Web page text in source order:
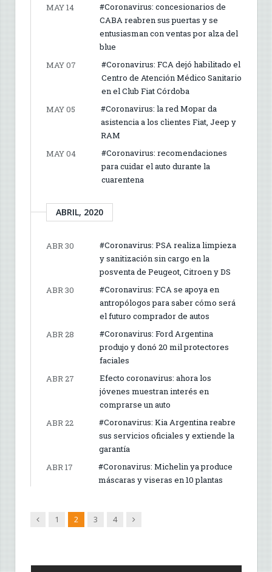
MAY 14
#Coronavirus: concesionarios de
CABA reabren sus puertas y se
entusiasman con ventas por alza del
blue
MAY 07
#Coronavirus: FCA dejó habilitado el
Centro de Atención Médico Sanitario
en el Club Fiat Córdoba
MAY 05
#Coronavirus: la red Mopar da
asistencia a los clientes Fiat, Jeep y
RAM
MAY 04
#Coronavirus: recomendaciones
para cuidar el auto durante la
cuarentena
ABRIL, 2020
ABR 30
#Coronavirus: PSA realiza limpieza
y sanitización sin cargo en la
posventa de Peugeot, Citroen y DS
ABR 30
#Coronavirus: FCA se apoya en
antropólogos para saber cómo será
el futuro comprador de autos
ABR 28
#Coronavirus: Ford Argentina
produjo y donó 20 mil protectores
faciales
ABR 27
Efecto coronavirus: ahora los
jóvenes muestran interés en
comprarse un auto
ABR 22
#Coronavirus: Kia Argentina reabre
sus servicios oficiales y extiende la
garantía
ABR 17
#Coronavirus: Michelin ya produce
máscaras y viseras en 10 plantas
Anterior
1 2 3 4 Siguiente